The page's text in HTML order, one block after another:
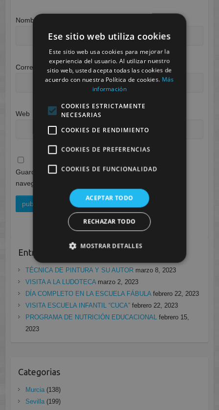
Nombre
Correo electrónico
Web
Guarda mi nombre, correo electrónico y web en este
navegador para la próxima vez que comente.
Entradas recientes
TÉCNICA DE PINTURA Y SU AUTOR marzo 8, 2023
VISITA A LA LUDOTECA marzo 2, 2023
DÍA COMPLETO EN LA ESCUELA FÁBULA febrero 22, 2023
VISITA ESCUELA INFANTIL “CUCA” febrero 22, 2023
PROGRAMA DE NUTRICIÓN EDUCACIONAL febrero 15,
2023
Categorias
Murcia(138)
Sevilla(199)
Ese sitio web utiliza cookies
Este sitio web usa cookies para mejorar la
experiencia del usuario. Al utilizar nuestro
sitio web, usted acepta todas las cookies de
acuerdo con nuestra Política de cookies. Más
información
COOKIES ESTRICTAMENTE
NECESARIAS
COOKIES DE RENDIMIENTO
COOKIES DE PREFERENCIAS
COOKIES DE FUNCIONALIDAD
ACEPTAR TODO
RECHAZAR TODO
MOSTRAR DETALLES